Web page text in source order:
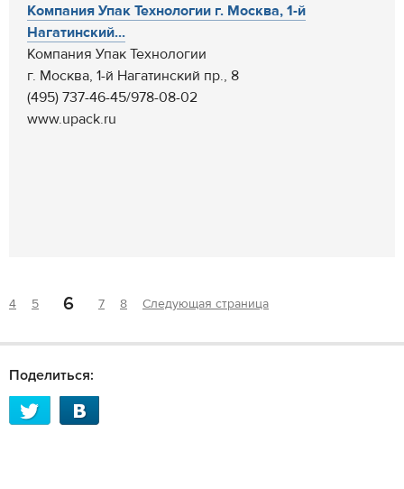
Компания Упак Технологии г. Москва, 1-й
Нагатинский...
Компания Упак Технологии
г. Москва, 1-й Нагатинский пр., 8
(495) 737-46-45/978-08-02
www.upack.ru
4 5 6 7 8 Следующая страница
Поделиться: